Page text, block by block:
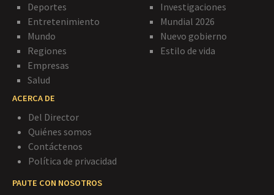
Deportes
Entretenimiento
Mundo
Regiones
Empresas
Salud
Investigaciones
Mundial 2026
Nuevo gobierno
Estilo de vida
ACERCA DE
Del Director
Quiénes somos
Contáctenos
Política de privacidad
PAUTE CON NOSOTROS